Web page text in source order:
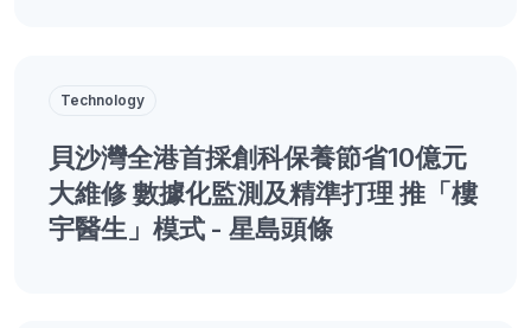
Technology
貝沙灣全港首採創科保養節省10億元
大維修 數據化監測及精準打理 推「樓
宇醫生」模式 - 星島頭條